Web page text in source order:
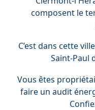
composent le
C’est dans cette
Saint-Paul
Vous êtes
faire un audit